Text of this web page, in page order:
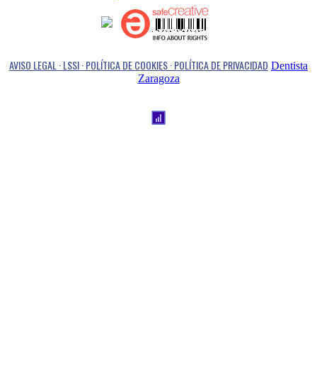
AVISO LEGAL · LSSI · POLÍTICA DE COOKIES · POLÍTICA DE PRIVACIDAD Dentista
Zaragoza